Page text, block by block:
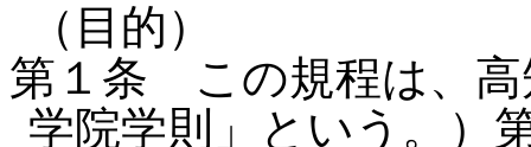
（目的）
第１条 この規程は、高
学院学則」という。）